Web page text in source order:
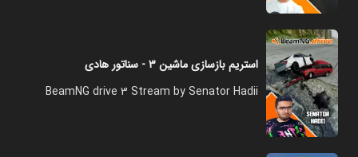
استریم بازسازی ماشین ۳ - سناتور هادی
BeamNG drive 3 Stream by Senator Hadii